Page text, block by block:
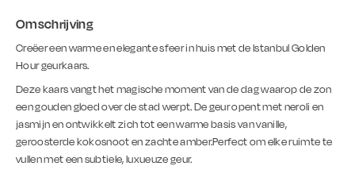
Omschrijving
Creëer een warme en elegante sfeer in huis met de Istanbul Golden
Hour geurkaars.
Deze kaars vangt het magische moment van de dag waarop de zon
een gouden gloed over de stad werpt. De geur opent met neroli en
jasmijn en ontwikkelt zich tot een warme basis van vanille,
geroosterde kokosnoot en zachte amber.Perfect om elke ruimte te
vullen met een subtiele, luxueuze geur.